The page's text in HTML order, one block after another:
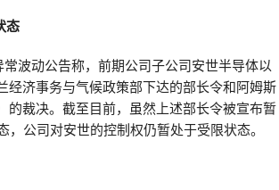
态
波动公告称，前期公司子公司安世半导体以
经济事务与气候政策部下达的部长令和阿姆斯
的裁决。截至目前，虽然上述部长令被宣布暂
公司对安世的控制权仍暂处于受限状态。